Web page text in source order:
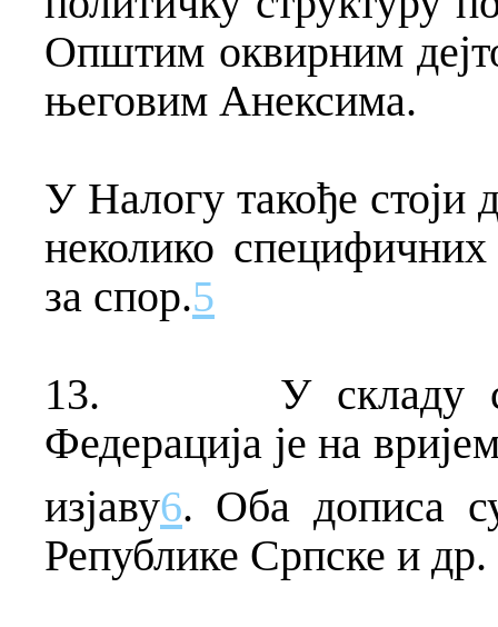
Општим оквирним
његовим Анексима.
У Налогу такође стоји
неколико
за спор.5
13.
У складу
Федерација је на
изјаву6. Оба дописа
Републике Српске и